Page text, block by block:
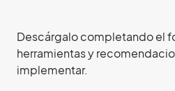
Descárgalo completando el
herramientas y
implementar.